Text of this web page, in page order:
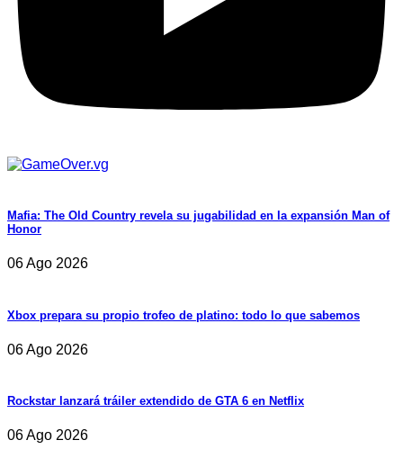
Mafia: The Old Country revela su jugabilidad en la expansión Man of
Honor
06 Ago 2026
Xbox prepara su propio trofeo de platino: todo lo que sabemos
06 Ago 2026
Rockstar lanzará tráiler extendido de GTA 6 en Netflix
06 Ago 2026